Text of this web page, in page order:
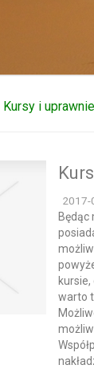
Kursy i
2017-
Będąc
warto